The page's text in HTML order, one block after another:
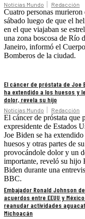
Noticias Mundo Redacción
Cuatro personas murieron
sábado luego de que el
en el que viajaban se
una zona boscosa de Río
Janeiro, informó el
Bomberos de la ciudad.
El cáncer de próstata de Joe
ha extendido a los huesos y
dolor, revela su hijo
Noticias Mundo Redacción
El cáncer de próstata que
expresidente de Estados
Joe Biden se ha extendido
huesos y otras partes de
provocándole dolor y un
importante, reveló su hijo
Biden durante una
BBC.
Embajador Ronald Johnson
acuerdos entre EEUU y
reanudar actividades
Michoacán